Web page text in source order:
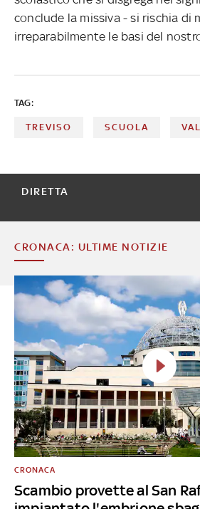
conclude la missiva - si rischia di
irreparabilmente le basi del
TAG:
TREVISO SCUOLA
DIRETTA
CRONACA: ULTIME NOTIZIE
Scambio provette al San
CRONACA